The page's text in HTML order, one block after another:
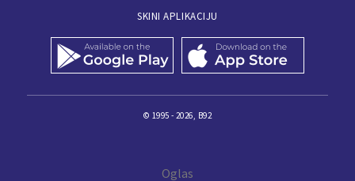
SKINI APLIKACIJU
© 1995 - 2026, B92